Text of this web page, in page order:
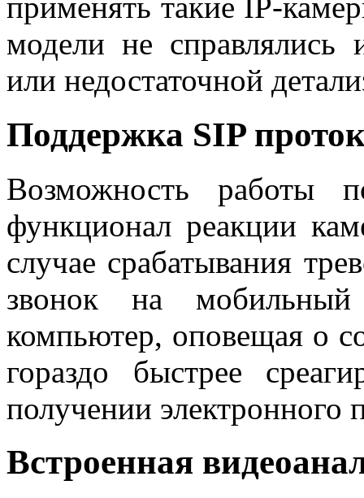
модели не справлялись
или недостаточной
Поддержка SIP
Возможность работы
функционал реакции
случае срабатывания
звонок на
компьютер, оповещая о
гораздо быстрее
получении электронного
Встроенная